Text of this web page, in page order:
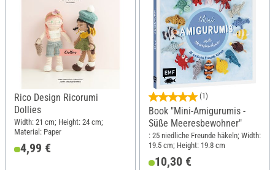
Rico Design Ricorumi
Dollies
Width: 21 cm; Height: 24 cm;
Material: Paper
4,99 €
(1)
Book "Mini-Amigurumis -
Süße Meeresbewohner"
: 25 niedliche Freunde häkeln; Width:
19.5 cm; Height: 19.8 cm
10,30 €